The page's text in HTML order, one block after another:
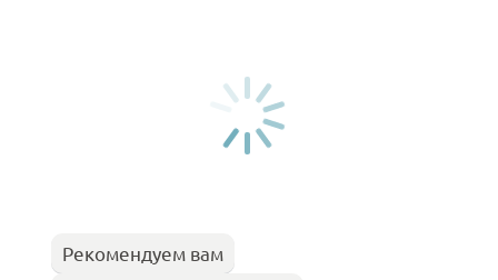
Рекомендуем вам